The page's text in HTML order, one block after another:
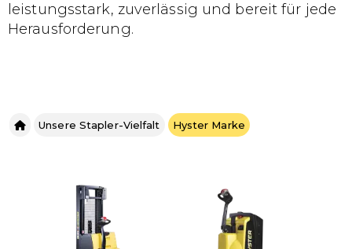
leistungsstark, zuverlässig und bereit für jede
Herausforderung.
Unsere Stapler-Vielfalt Hyster Marke